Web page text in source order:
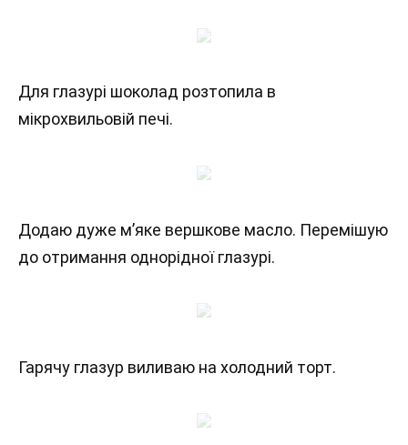
Для глазурі шоколад розтопила в
мікрохвильовій печі.
Додаю дуже м’яке вершкове масло. Перемішую
до отримання однорідної глазурі.
Гарячу глазур виливаю на холодний торт.